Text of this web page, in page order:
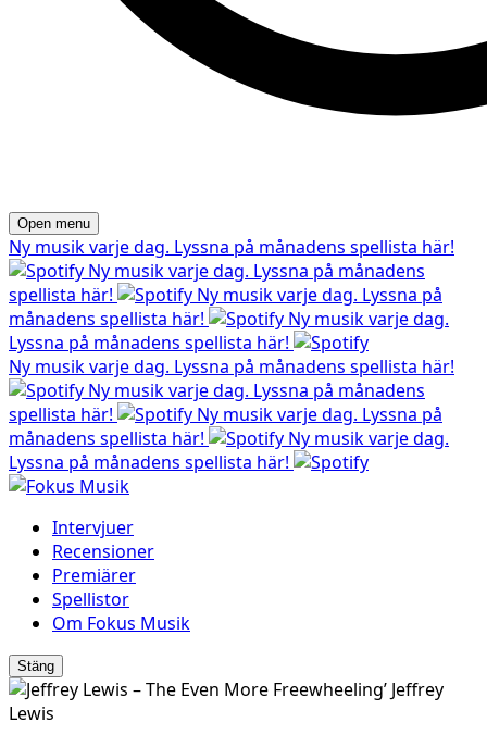
Open menu
Ny musik varje dag. Lyssna på månadens spellista här!
Ny musik varje dag. Lyssna på månadens
spellista här!
Ny musik varje dag. Lyssna på
månadens spellista här!
Ny musik varje dag.
Lyssna på månadens spellista här!
Ny musik varje dag. Lyssna på månadens spellista här!
Ny musik varje dag. Lyssna på månadens
spellista här!
Ny musik varje dag. Lyssna på
månadens spellista här!
Ny musik varje dag.
Lyssna på månadens spellista här!
Intervjuer
Recensioner
Premiärer
Spellistor
Om Fokus Musik
Stäng